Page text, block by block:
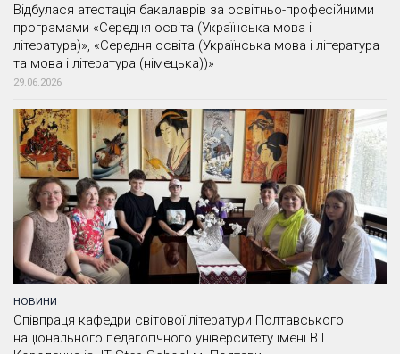
Відбулася атестація бакалаврів за освітньо-професійними
програмами «Середня освіта (Українська мова і
література)», «Середня освіта (Українська мова і література
та мова і література (німецька))»
29.06.2026
НОВИНИ
Співпраця кафедри світової літератури Полтавського
національного педагогічного університету імені В.Г.